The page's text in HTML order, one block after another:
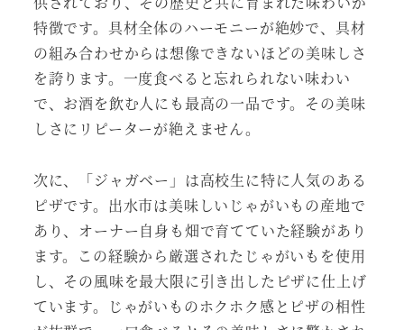
特徴です。具材全体のハーモニーが絶妙で、具材
の組み合わせからは想像できないほどの美味しさ
を誇ります。一度食べると忘れられない味わい
で、お酒を飲む人にも最高の一品です。その美味
しさにリピーターが絶えません。
次に、「ジャガベー」は高校生に特に人気のある
ピザです。出水市は美味しいじゃがいもの産地で
あり、オーナー自身も畑で育てていた経験があり
ます。この経験から厳選されたじゃがいもを使用
し、その風味を最大限に引き出したピザに仕上げ
ています。じゃがいものホクホク感とピザの相性